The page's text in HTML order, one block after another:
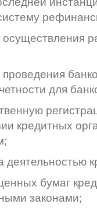
для
кредитных
деятельностью
бумаг
законами;